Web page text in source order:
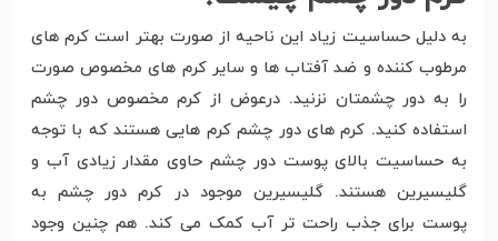
به دلیل حساسیت زیاد این ناحیه از صورت بهتر است کرم های
مرطوب کننده و ضد آفتاب ها و سایر کرم های مخصوص صورت
را به دور چشمتان نزنید. درعوض از کرم مخصوص دور چشم
استفاده کنید. کرم های دور چشم کرم هایی هستند که با توجه
به حساسیت بالای پوست دور چشم حاوی مقدار زیادی آب و
گلیسیرین هستند. گلیسیرین موجود در کرم دور چشم به
پوست برای جذب راحت تر آب کمک می کند. هم چنین وجود